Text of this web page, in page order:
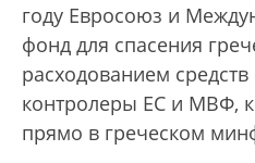
году Евросоюз и
фонд для спасения
расходованием
контролеры ЕС и МВФ,
прямо в греческом